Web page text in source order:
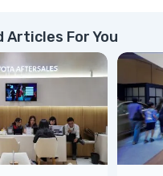
Articles For You